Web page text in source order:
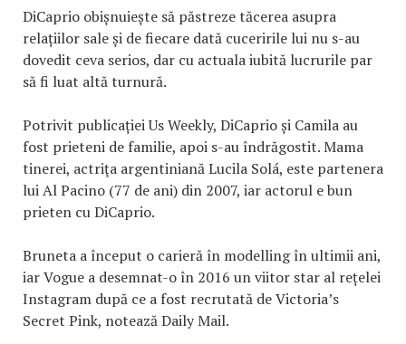
DiCaprio obișnuiește să păstreze tăcerea asupra
relațiilor sale și de fiecare dată cuceririle lui nu s-au
dovedit ceva serios, dar cu actuala iubită lucrurile par
să fi luat altă turnură.
Potrivit publicației Us Weekly, DiCaprio și Camila au
fost prieteni de familie, apoi s-au îndrăgostit. Mama
tinerei, actriţa argentiniană Lucila Solá, este partenera
lui Al Pacino (77 de ani) din 2007, iar actorul e bun
prieten cu DiCaprio.
Bruneta a început o carieră în modelling în ultimii ani,
iar Vogue a desemnat-o în 2016 un viitor star al rețelei
Instagram după ce a fost recrutată de Victoria’s
Secret Pink, notează Daily Mail.